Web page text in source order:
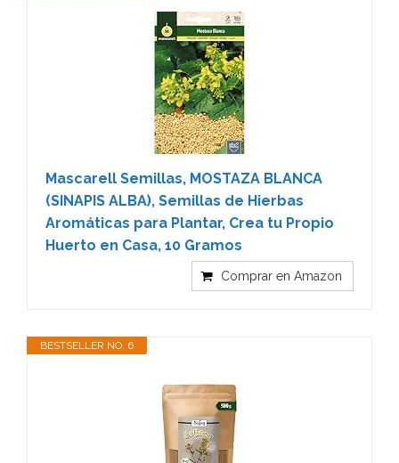
Mascarell Semillas, MOSTAZA BLANCA
(SINAPIS ALBA), Semillas de Hierbas
Aromáticas para Plantar, Crea tu Propio
Huerto en Casa, 10 Gramos
Comprar en Amazon
BESTSELLER NO. 6